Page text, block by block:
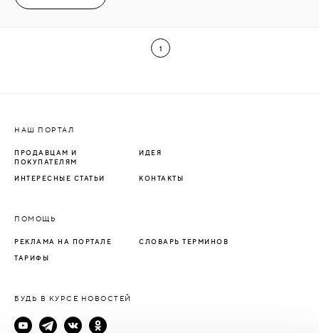
1
НАШ ПОРТАЛ
ПРОДАВЦАМ И
ПОКУПАТЕЛЯМ
ИДЕЯ
ИНТЕРЕСНЫЕ СТАТЬИ КОНТАКТЫ
ПОМОЩЬ
РЕКЛАМА НА ПОРТАЛЕ СЛОВАРЬ ТЕРМИНОВ
ТАРИФЫ
БУДЬ В КУРСЕ НОВОСТЕЙ